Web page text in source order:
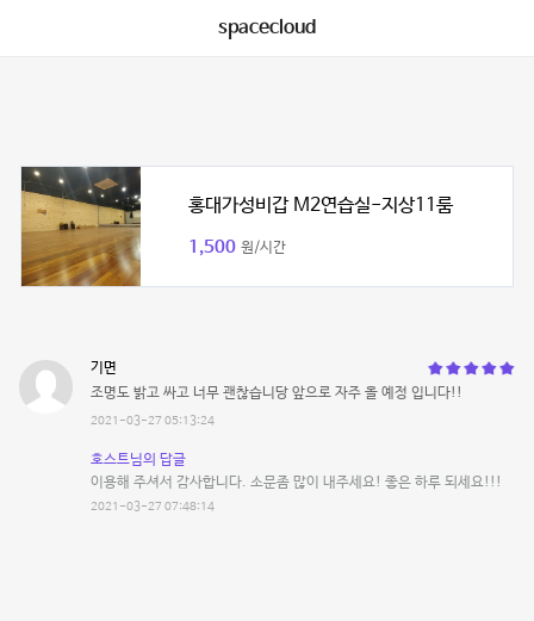
spacecloud
홍대가성비갑 M2연습실-지상11룸
1,500 원/시간
기면
조명도 밝고 싸고 너무 괜찮습니당 앞으로 자주 올 예정 입니다!!
2021-03-27 05:13:24
호스트님의 답글
이용해 주셔서 감사합니다. 소문좀 많이 내주세요! 좋은 하루 되세요!!!
2021-03-27 07:48:14